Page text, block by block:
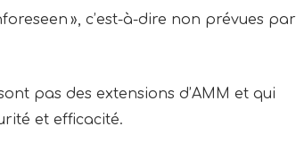
», c’est-à-dire non prévues par
pas des extensions d’AMM et qui
et efficacité.